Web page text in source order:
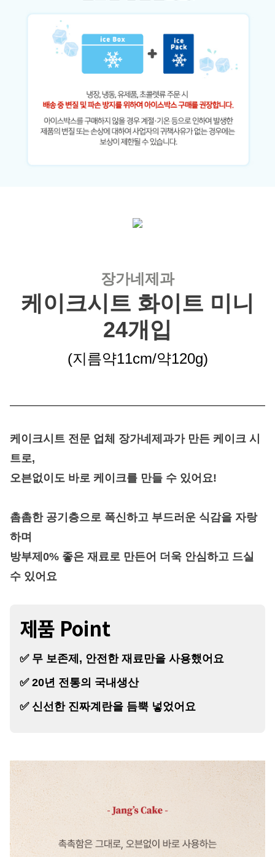
장가네제과
케이크시트 화이트 미니
24개입
(지름약11cm/약120g)
케이크시트 전문 업체 장가네제과가 만든 케이크 시
트로,
오븐없이도 바로 케이크를 만들 수 있어요!
촘촘한 공기층으로 폭신하고 부드러운 식감을 자랑
하며
방부제0% 좋은 재료로 만든어 더욱 안심하고 드실
수 있어요
제품 Point
✅ 무 보존제, 안전한 재료만을 사용했어요
✅ 20년 전통의 국내생산
✅ 신선한 진짜계란을 듬뿍 넣었어요